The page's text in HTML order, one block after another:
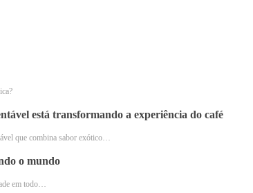
O que é Café Arábica? Foto: Reprodução da Internet
A
está transformando a experiência do café
que combina sabor exótico…
o mundo
em todo…